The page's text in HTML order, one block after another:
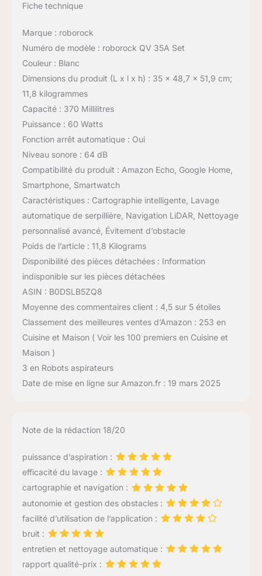
Fiche technique
Marque : roborock
Numéro de modèle : roborock QV 35A Set
Couleur : Blanc
Dimensions du produit (L x l x h) : 35 x 48,7 x 51,9 cm;
11,8 kilogrammes
Capacité : 370 Millilitres
Puissance : 60 Watts
Fonction arrêt automatique : Oui
Niveau sonore : 64 dB
Compatibilité du produit : Amazon Echo, Google Home,
Smartphone, Smartwatch
Caractéristiques : Cartographie intelligente, Lavage
automatique de serpillière, Navigation LiDAR, Nettoyage
personnalisé avancé, Évitement d’obstacle
Poids de l’article : 11,8 Kilograms
Disponibilité des pièces détachées : Information
indisponible sur les pièces détachées
ASIN : B0DSLB5ZQ8
Moyenne des commentaires client : 4,5 sur 5 étoiles
Classement des meilleures ventes d’Amazon : 253 en
Cuisine et Maison ( Voir les 100 premiers en Cuisine et
Maison )
3 en Robots aspirateurs
Date de mise en ligne sur Amazon.fr : 19 mars 2025
Note de la rédaction 18/20
puissance d’aspiration :
efficacité du lavage :
cartographie et navigation :
autonomie et gestion des obstacles :
facilité d’utilisation de l’application :
bruit :
entretien et nettoyage automatique :
rapport qualité-prix :